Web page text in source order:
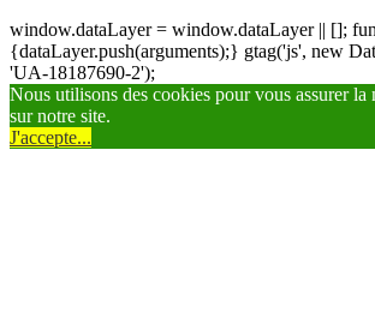
window.dataLayer = window.dataLayer || [];
{dataLayer.push(arguments);} gtag('js', new
'UA-18187690-2');
Nous utilisons des cookies pour vous assurer la
sur notre site.
J'accepte...